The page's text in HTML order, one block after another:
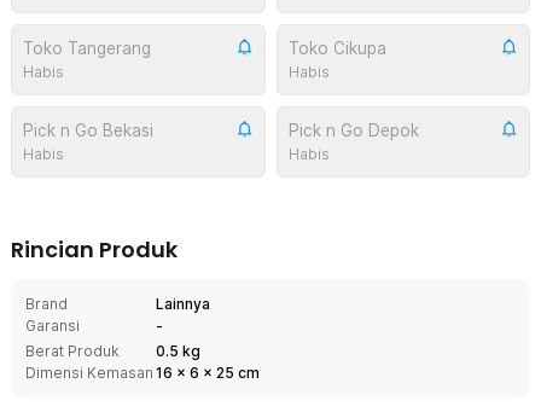
Toko Tangerang
Habis
Toko Cikupa
Habis
Pick n Go Bekasi
Habis
Pick n Go Depok
Habis
Rincian Produk
Brand
Lainnya
Garansi
-
Berat Produk
0.5 kg
Dimensi Kemasan 16 x 6 x 25 cm